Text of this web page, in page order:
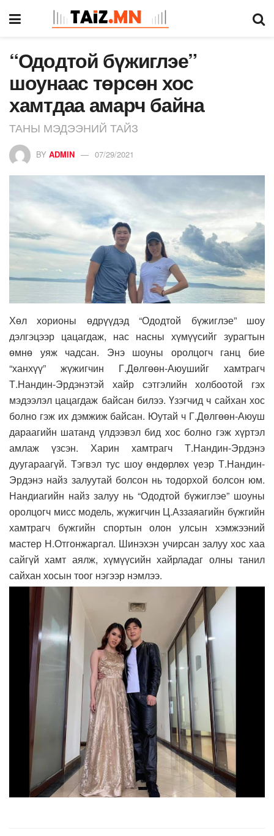
“Ододтой бүжиглэе”
шоунаас төрсөн хос
хамтдаа амарч байна
ТАНЫ МЭДЭЭНИЙ ТАЙЗ
BY ADMIN 07/29/2021
Хөл хорионы өдрүүдэд “Ододтой бүжиглэе” шоу
дэлгэцээр цацагдаж, нас насны хүмүүсийг зурагтын
өмнө уяж чадсан. Энэ шоуны оролцогч ганц бие
“ханхүү” жүжигчин Г.Дөлгөөн-Аюушийг хамтрагч
Т.Нандин-Эрдэнэтэй хайр сэтгэлийн холбоотой гэх
мэдээлэл цацагдаж байсан билээ. Үзэгчид ч сайхан хос
болно гэж их дэмжиж байсан. Юутай ч Г.Дөлгөөн-Аюуш
дараагийн шатанд үлдээвэл бид хос болно гэж хүртэл
амлаж үзсэн. Харин хамтрагч Т.Нандин-Эрдэнэ
дуугараагүй. Тэгвэл тус шоу өндөрлөх үеэр Т.Нандин-
Эрдэнэ найз залуутай болсон нь тодорхой болсон юм.
Нандиагийн найз залуу нь “Ододтой бүжиглэе” шоуны
оролцогч мисс модель, жүжигчин Ц.Аззаяагийн бүжгийн
хамтрагч бүжгийн спортын олон улсын хэмжээний
мастер Н.Отгонжаргал. Шинэхэн учирсан залуу хос хаа
сайгүй хамт аялж, хүмүүсийн хайрладаг олны танил
сайхан хосын тоог нэгээр нэмлээ.